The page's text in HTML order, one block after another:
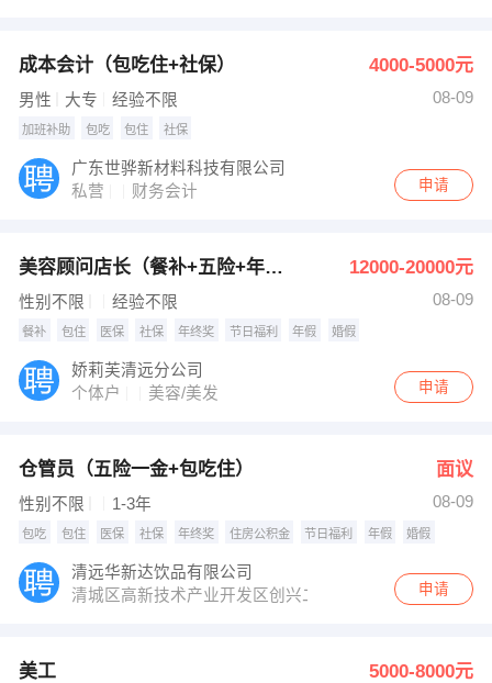
成本会计（包吃住+社保） 4000-5000元
男性 大专 经验不限 08-09
加班补助 包吃 包住 社保
广东世骅新材料科技有限公司
私营
财务会计 申请
美容顾问店长（餐补+五险+年假） 12000-20000元
性别不限 经验不限 08-09
餐补 包住 医保 社保 年终奖 节日福利 年假 婚假
娇莉芙清远分公司
个体户
美容/美发 申请
仓管员（五险一金+包吃住） 面议
性别不限 1-3年 08-09
包吃 包住 医保 社保 年终奖 住房公积金 节日福利 年假 婚假
清远华新达饮品有限公司
清城区高新技术产业开发区创兴二路10号之一
申请
美工 5000-8000元